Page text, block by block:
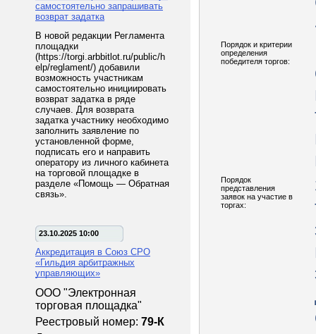
самостоятельно запрашивать
возврат задатка
В новой редакции Регламента
площадки
(https://torgi.arbbitlot.ru/public/h
elp/reglament/) добавили
возможность участникам
самостоятельно инициировать
возврат задатка в ряде
случаев. Для возврата
задатка участнику необходимо
заполнить заявление по
установленной форме,
подписать его и направить
оператору из личного кабинета
на торговой площадке в
разделе «Помощь — Обратная
связь».
23.10.2025 10:00
Аккредитация в Союз СРО
«Гильдия арбитражных
управляющих»
ООО "Электронная
торговая площадка"
Реестровый номер: 79-К
Порядок и критерии
определения
победителя торгов:
Порядок
представления
заявок на участие в
торгах: